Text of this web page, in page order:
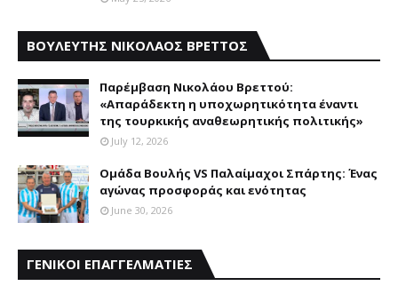
ΒΟΥΛΕΥΤΗΣ ΝΙΚΟΛΑΟΣ ΒΡΕΤΤΟΣ
Παρέμβαση Nικολάου Bρεττού:
«Aπαράδεκτη η υποχωρητικότητα έναντι
της τουρκικής αναθεωρητικής πολιτικής»
July 12, 2026
Ομάδα Βουλής VS Παλαίμαχοι Σπάρτης: Ένας
αγώνας προσφοράς και ενότητας
June 30, 2026
ΓΕΝΙΚΟΙ ΕΠΑΓΓΕΛΜΑΤΙΕΣ